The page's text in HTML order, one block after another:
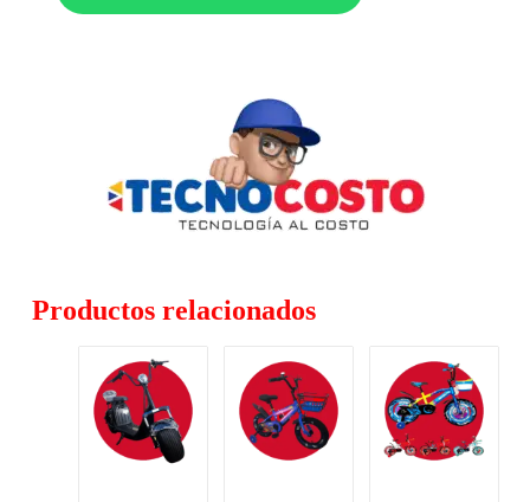
Productos relacionados